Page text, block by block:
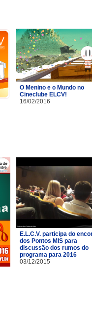
O Menino e o Mundo no
Cineclube ELCV!
16/02/2016
E.L.C.V. participa do
dos Pontos MIS para
discussão dos rumos do
programa para 2016
03/12/2015